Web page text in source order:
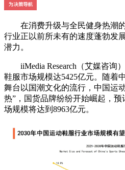
在消费升级与全民健身热潮的
行业正以前所未有的速度蓬勃发
潜力。
iiMedia Research（艾媒咨询
鞋服市场规模达5425亿元。随着
舞台以国潮文化的流行，中国运
热”，国货品牌纷纷开始崛起，
场规模将达到8963亿元。